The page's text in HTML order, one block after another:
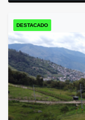
DESTACADO